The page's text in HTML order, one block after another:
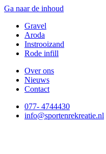
Ga naar de inhoud
Gravel
Aroda
Instrooizand
Rode infill
Over ons
Nieuws
Contact
077- 4744430
info@sportenrekreatie.nl